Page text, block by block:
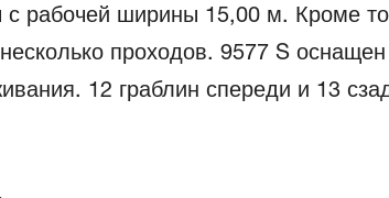
с рабочей ширины 15,00 м. Кроме
проходов. 9577 S
12 граблин спереди и 13